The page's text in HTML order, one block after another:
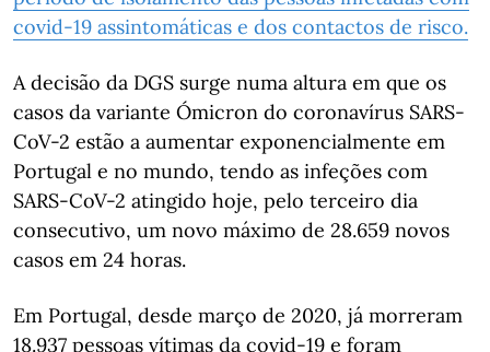
covid-19 assintomáticas e dos contactos de risco.
A decisão da DGS surge numa altura em que os
casos da variante Ómicron do coronavírus SARS-
CoV-2 estão a aumentar exponencialmente em
Portugal e no mundo, tendo as infeções com
SARS-CoV-2 atingido hoje, pelo terceiro dia
consecutivo, um novo máximo de 28.659 novos
casos em 24 horas.
Em Portugal, desde março de 2020, já morreram
18.937 pessoas vítimas da covid-19 e foram